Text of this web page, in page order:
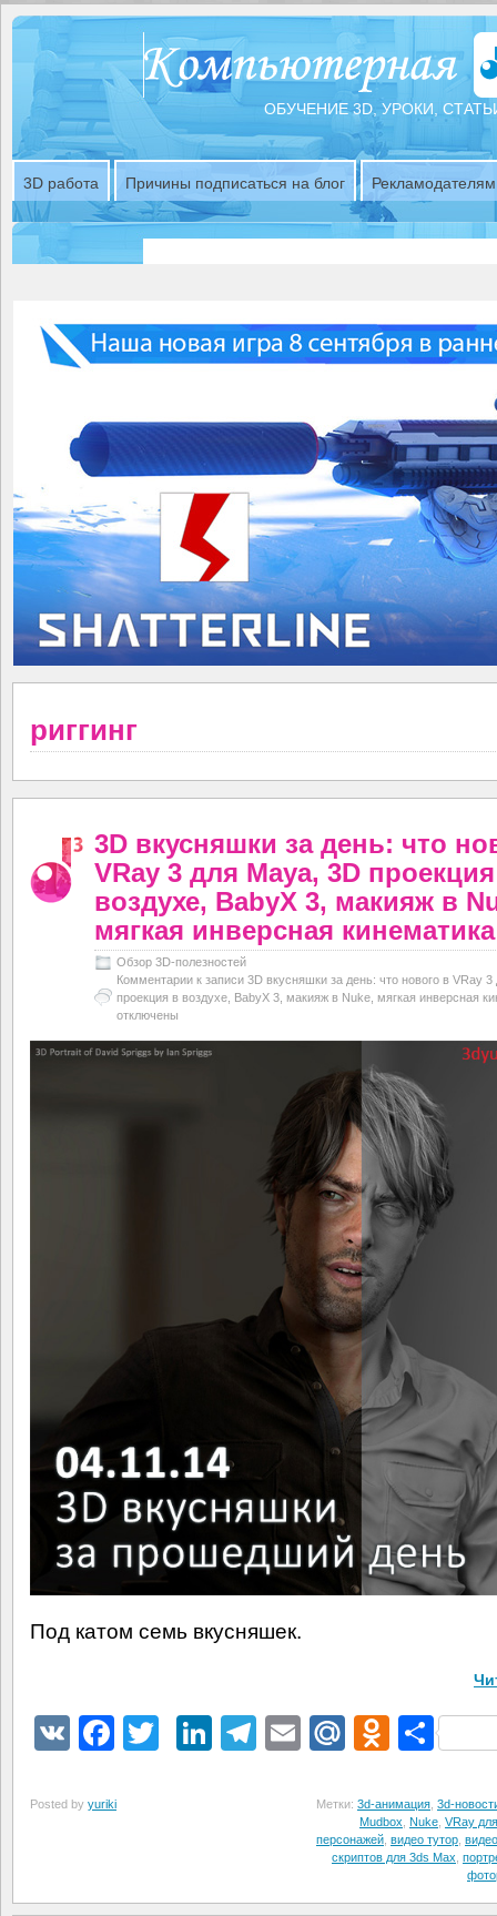
ОБУЧЕНИЕ 3D, УРОКИ,
3D работа Причины подписаться на блог Рекламодателям
риггинг
3D вкусняшки за день: что
VRay 3 для Maya, 3D
воздухе, BabyX 3, макияж в
мягкая инверсная кинематика
Обзор 3D-полезностей
Комментарии к записи 3D вкусняшки за день: что нового в VRay
проекция в воздухе, BabyX 3, макияж в Nuke, мягкая инверсная
отключены
Под катом семь вкусняшек.
VK Facebook
TwitterLinkedIn
Telegram
EmailMail.Ru
Posted by yuriki Метки: 3d-анимация 3d-
Mudbox
Nuke VRay
персонажей видео тутор
скриптов для 3ds Max